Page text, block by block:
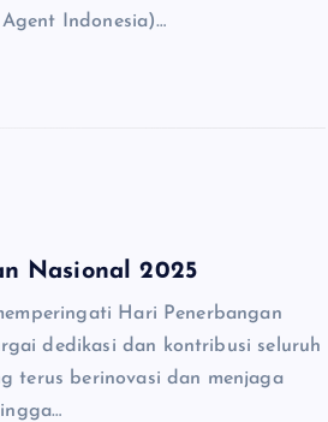
Indonesia)…
Nasional 2025
Hari Penerbangan
dedikasi dan kontribusi seluruh
terus berinovasi dan menjaga